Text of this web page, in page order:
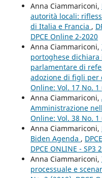
Anna Ciammariconi,
autorità locali:
di Italia e Francia ,
DPCE Online 2-2020
Anna Ciammariconi,
portoghese
parlamentare di
adozione di figli per
Online: Vol. 17 No. 1
Anna Ciammariconi,
Amministrazione
Online: Vol. 38 No. 1
Anna Ciammariconi,
Biden Agenda ,
DPCE ONLINE -
Anna Ciammariconi,
processuale e